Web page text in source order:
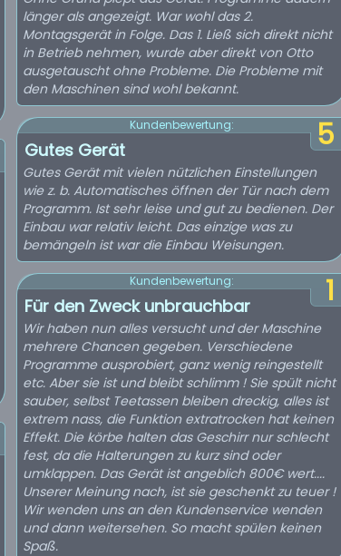
länger als angezeigt. War wohl das 2.
Montagsgerät in Folge. Das 1. Ließ sich direkt nicht
in Betrieb nehmen, wurde aber direkt von Otto
ausgetauscht ohne Probleme. Die Probleme mit
den Maschinen sind wohl bekannt.
5
Kundenbewertung:
Gutes Gerät
Gutes Gerät mit vielen nützlichen Einstellungen
wie z. b. Automatisches öffnen der Tür nach dem
Programm. Ist sehr leise und gut zu bedienen. Der
Einbau war relativ leicht. Das einzige was zu
bemängeln ist war die Einbau Weisungen.
1
Kundenbewertung:
Für den Zweck unbrauchbar
Wir haben nun alles versucht und der Maschine
mehrere Chancen gegeben. Verschiedene
Programme ausprobiert, ganz wenig reingestellt
etc. Aber sie ist und bleibt schlimm ! Sie spült nicht
sauber, selbst Teetassen bleiben dreckig, alles ist
extrem nass, die Funktion extratrocken hat keinen
Effekt. Die körbe halten das Geschirr nur schlecht
fest, da die Halterungen zu kurz sind oder
umklappen. Das Gerät ist angeblich 800€ wert....
Unserer Meinung nach, ist sie geschenkt zu teuer !
Wir wenden uns an den Kundenservice wenden
und dann weitersehen. So macht spülen keinen
Spaß.